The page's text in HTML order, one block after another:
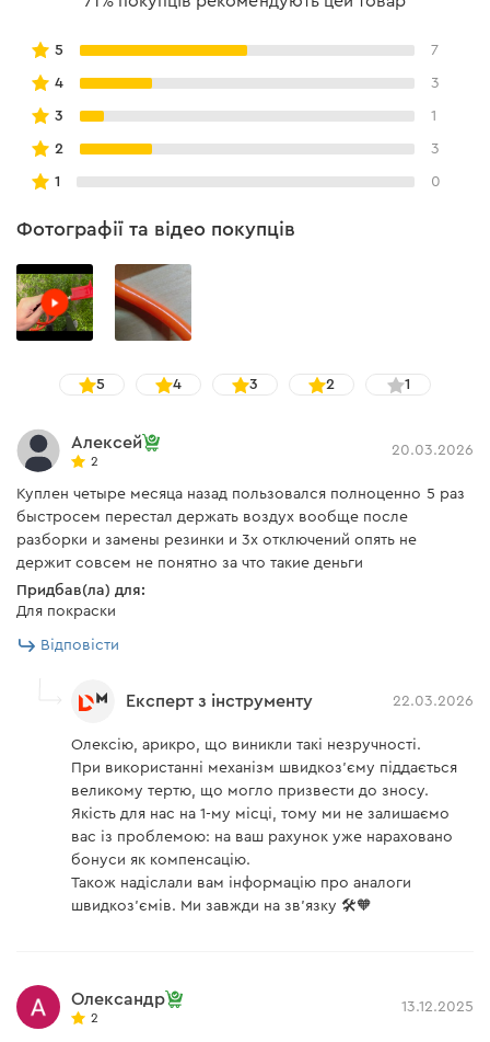
5 7
4 3
3 1
2 3
1 0
Фотографії та відео покупців
5 4 3 2 1
Алексей
2
20.03.2026
Куплен четыре месяца назад пользовался полноценно 5 раз
быстросем перестал держать воздух вообще после
разборки и замены резинки и 3х отключений опять не
держит совсем не понятно за что такие деньги
Придбав(ла) для:
Для покраски
Відповісти
Експерт з інструменту 22.03.2026
Олексію, арикро, що виникли такі незручності.
При використанні механізм швидкоз’єму піддається
великому тертю, що могло призвести до зносу.
Якість для нас на 1-му місці, тому ми не залишаємо
вас із проблемою: на ваш рахунок уже нараховано
бонуси як компенсацію.
Також надіслали вам інформацію про аналоги
швидкоз’ємів. Ми завжди на зв’язку 🛠️🧡
Олександр
2
13.12.2025